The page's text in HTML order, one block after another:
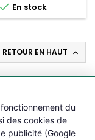
du
des cookies de
publicité (Google
 En stock
RETOUR EN HAUT 

